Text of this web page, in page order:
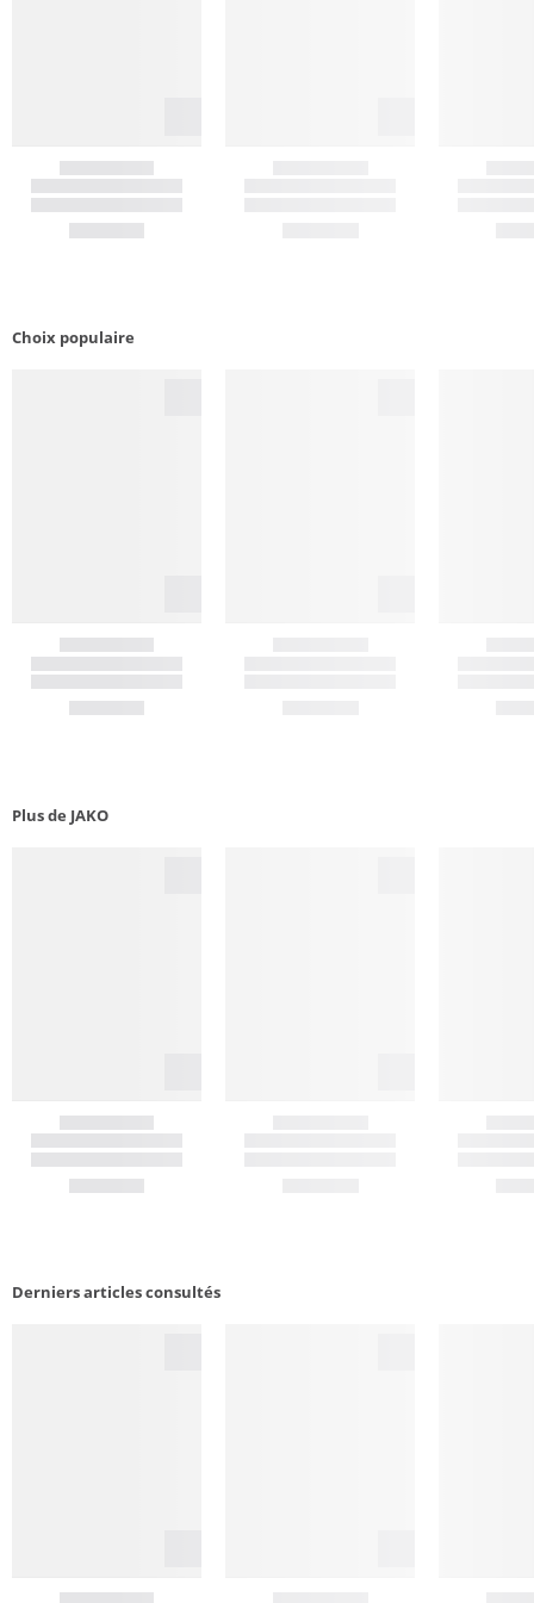
Choix populaire
Plus de JAKO
Derniers articles consultés